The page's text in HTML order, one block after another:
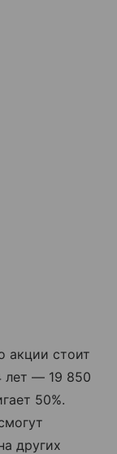
акции стоит
лет — 19 850
50%.
других